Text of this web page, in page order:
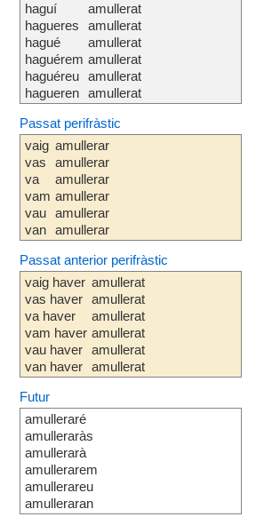
haguí
hagueres
hagué
haguérem
haguéreu
hagueren
amullerat
amullerat
amullerat
amullerat
amullerat
amullerat
Passat perifràstic
vaig
vas
va
vam
vau
van
amullerar
amullerar
amullerar
amullerar
amullerar
amullerar
Passat anterior perifràstic
vaig haver
vas haver
va haver
vam haver
vau haver
van haver
amullerat
amullerat
amullerat
amullerat
amullerat
amullerat
Futur
amulleraré
amulleraràs
amullerarà
amullerarem
amullerareu
amulleraran